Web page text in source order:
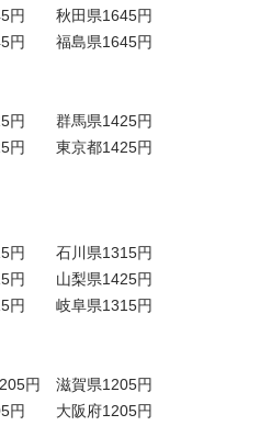
円 秋田県1645円
円 福島県1645円
円 群馬県1425円
円 東京都1425円
円 石川県1315円
円 山梨県1425円
円 岐阜県1315円
円 滋賀県1205円
円 大阪府1205円